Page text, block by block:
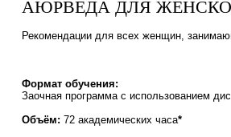
АЮРВЕДА ДЛЯ
Рекомендации для всех женщин,
Формат обучения:
Заочная программа с использованием
Объём: 72 академических часа*